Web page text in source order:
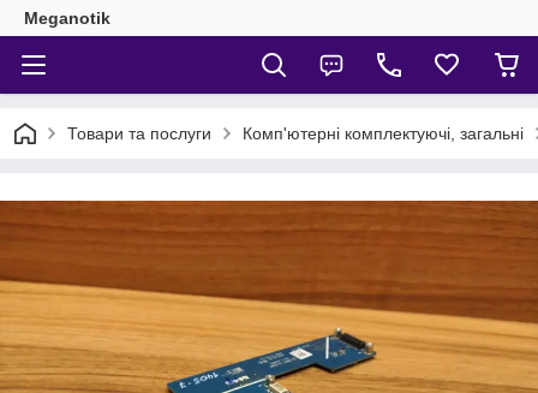
Meganotik
Товари та послуги Комп'ютерні комплектуючі, загальні